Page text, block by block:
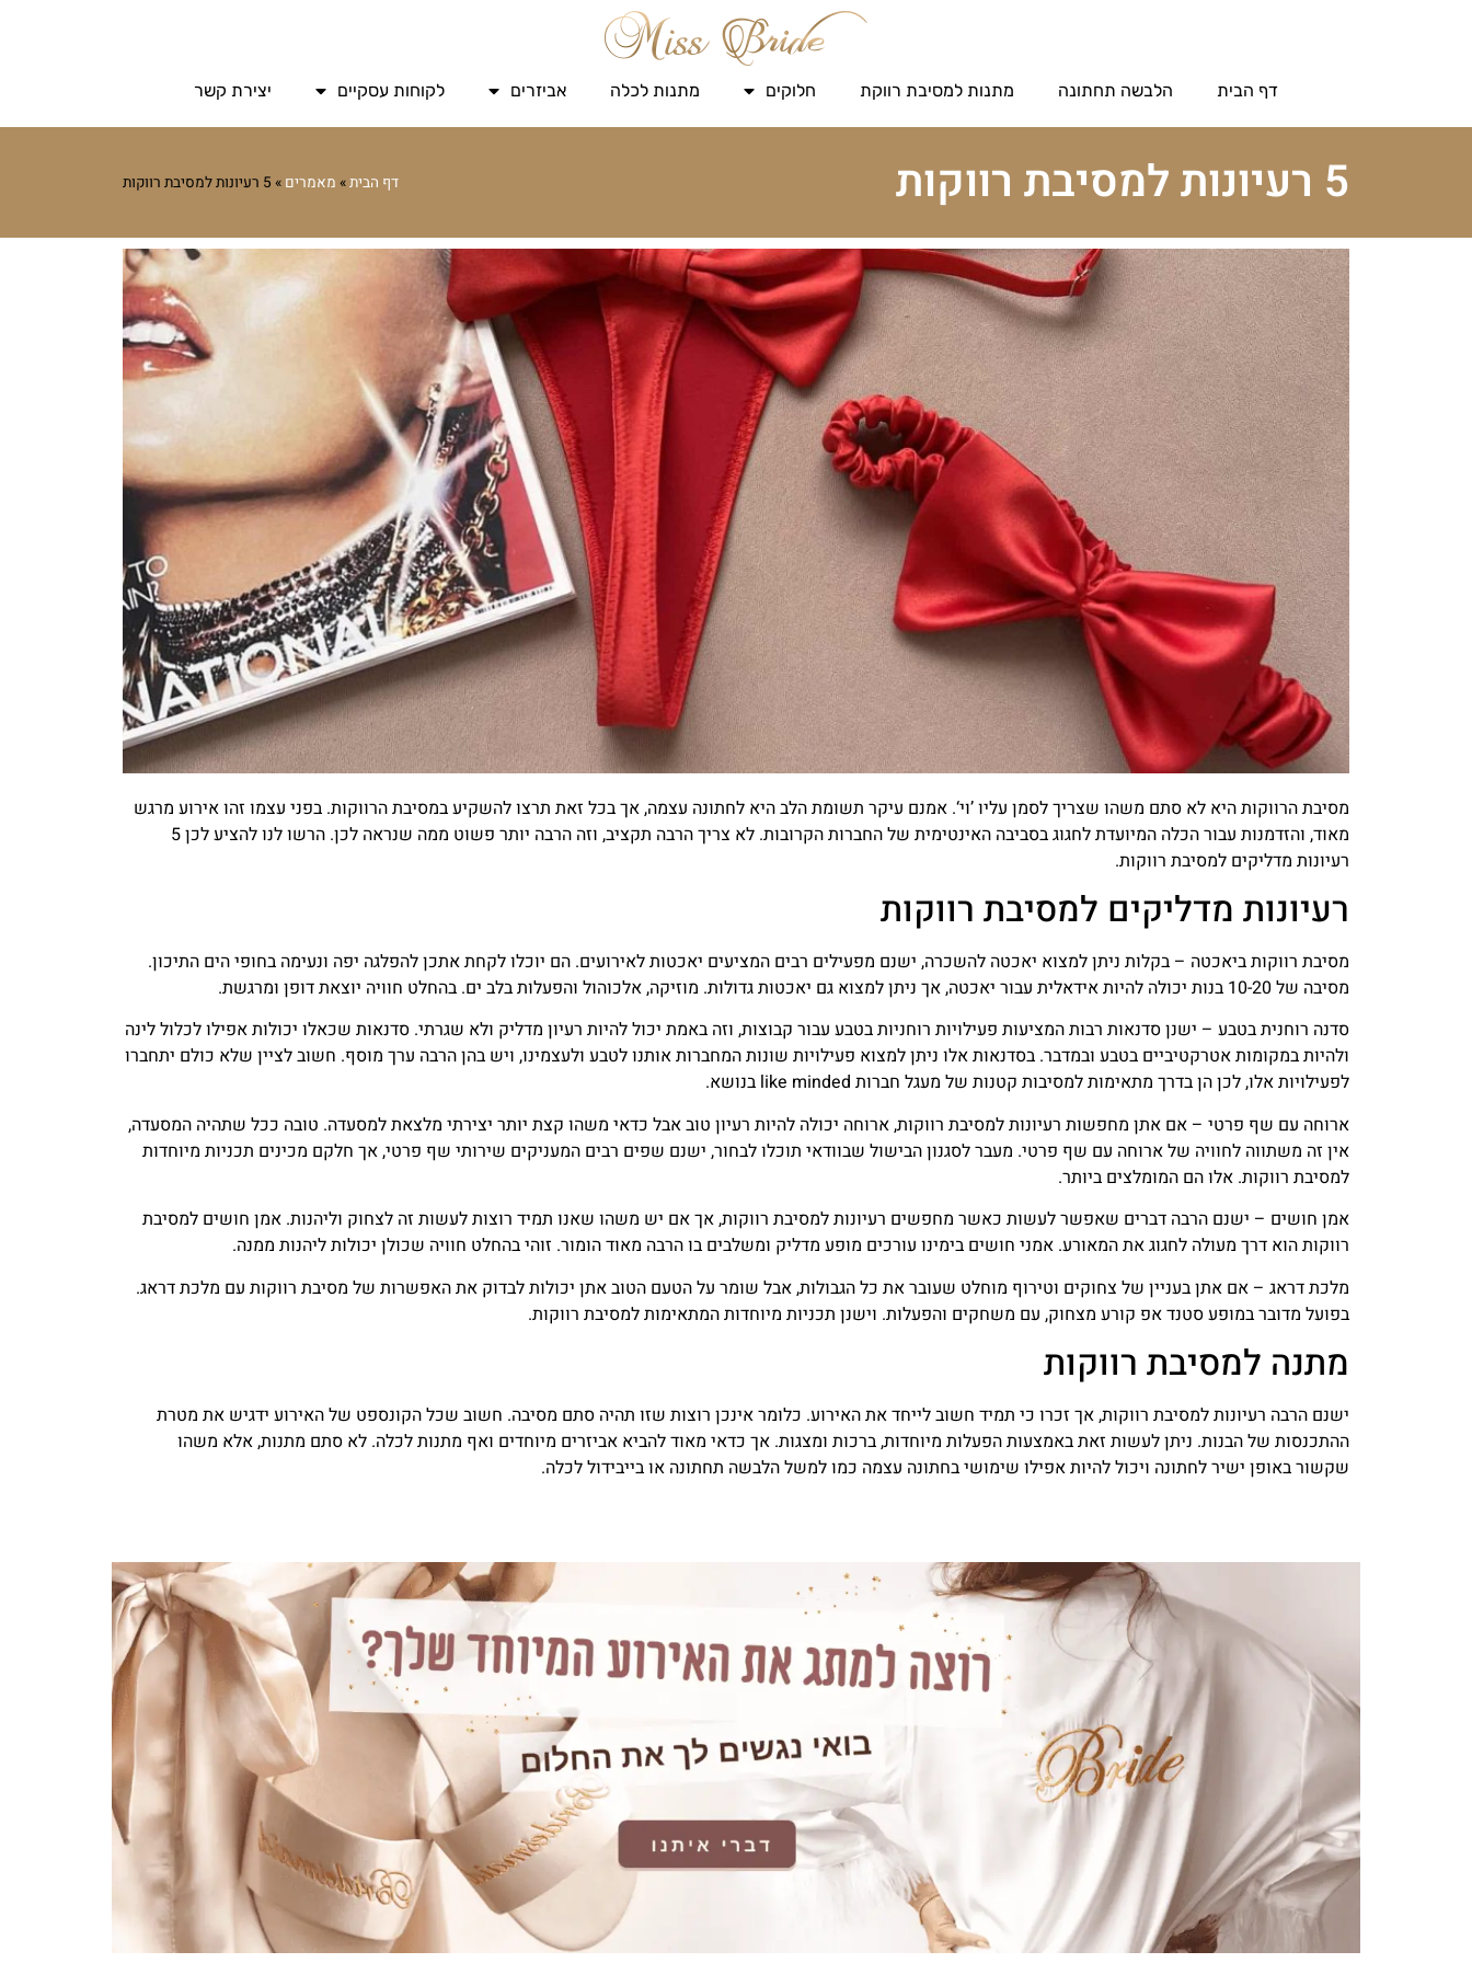
דף הבית הלבשה תחתונה מתנות למסיבת רווקת חלוקים מתנות לכלה אביזרים לקוחות עסקיים יצירת קשר
5 רעיונות למסיבת רווקות דף הבית» מאמרים » 5 רעיונות למסיבת רווקות
מסיבת הרווקות היא לא סתם משהו שצריך לסמן עליו ’וי‘. אמנם עיקר תשומת הלב היא לחתונה עצמה, אך בכל זאת תרצו להשקיע במסיבת הרווקות. בפני עצמו זהו אירוע מרגש
מאוד, והזדמנות עבור הכלה המיועדת לחגוג בסביבה האינטימית של החברות הקרובות. לא צריך הרבה תקציב, וזה הרבה יותר פשוט ממה שנראה לכן. הרשו לנו להציע לכן 5
רעיונות מדליקים למסיבת רווקות.
רעיונות מדליקים למסיבת רווקות
מסיבת רווקותביאכטה – בקלות ניתן למצוא יאכטה להשכרה, ישנם מפעילים רבים המציעים יאכטות לאירועים. הם יוכלו לקחת אתכן להפלגה יפה ונעימה בחופי הים התיכון.
מסיבה של 10-20 בנות יכולה להיות אידאלית עבור יאכטה, אך ניתן למצוא גם יאכטות גדולות. מוזיקה, אלכוהול והפעלות בלב ים. בהחלט חוויה יוצאת דופן ומרגשת.
סדנה רוחניתבטבע – ישנן סדנאות רבות המציעות פעילויות רוחניות בטבע עבור קבוצות, וזה באמת יכול להיות רעיון מדליק ולא שגרתי. סדנאות שכאלו יכולות אפילו לכלול לינה
ולהיות במקומות אטרקטיביים בטבע ובמדבר. בסדנאות אלו ניתן למצוא פעילויות שונות המחברות אותנו לטבע ולעצמינו, ויש בהן הרבה ערך מוסף. חשוב לציין שלא כולם יתחברו
לפעילויות אלו, לכן הן בדרך מתאימות למסיבות קטנות של מעגל חברות like minded בנושא.
ארוחה עם שף פרטי – אם אתן מחפשות רעיונות למסיבת רווקות, ארוחה יכולה להיות רעיון טוב אבל כדאי משהו קצת יותר יצירתי מלצאת למסעדה. טובה ככל שתהיה המסעדה,
אין זה משתווה לחוויה של ארוחה עם שף פרטי. מעבר לסגנון הבישול שבוודאי תוכלו לבחור, ישנם שפים רבים המעניקים שירותי שף פרטי, אך חלקם מכינים תכניות מיוחדות
למסיבת רווקות. אלו הם המומלצים ביותר.
אמן חושים – ישנם הרבה דברים שאפשר לעשות כאשר מחפשים רעיונות למסיבת רווקות, אך אם יש משהו שאנו תמיד רוצות לעשות זה לצחוק וליהנות. אמן חושים למסיבת
רווקות הוא דרך מעולה לחגוג את המאורע. אמני חושים בימינו עורכים מופע מדליק ומשלבים בו הרבה מאוד הומור. זוהי בהחלט חוויה שכולן יכולות ליהנות ממנה.
מלכתדראג – אם אתן בעניין של צחוקים וטירוף מוחלט שעובר את כל הגבולות, אבל שומר על הטעם הטוב אתן יכולות לבדוק את האפשרות של מסיבת רווקות עם מלכת דראג.
בפועל מדובר במופע סטנד אפ קורע מצחוק, עם משחקים והפעלות. וישנן תכניות מיוחדות המתאימות למסיבת רווקות.
מתנה למסיבת רווקות
ישנם הרבה רעיונות למסיבת רווקות, אך זכרו כי תמיד חשוב לייחד את האירוע. כלומר אינכן רוצות שזו תהיה סתם מסיבה. חשוב שכל הקונספט של האירוע ידגיש את מטרת
ההתכנסות של הבנות. ניתן לעשות זאת באמצעות הפעלות מיוחדות, ברכות ומצגות. אך כדאי מאוד להביא אביזרים מיוחדים ואף מתנות לכלה. לא סתם מתנות, אלא משהו
שקשור באופן ישיר לחתונה ויכול להיות אפילו שימושי בחתונה עצמה כמו למשל הלבשה תחתונה או בייבידול לכלה.